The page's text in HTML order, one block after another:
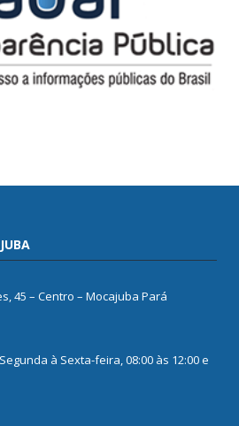
45 – Centro – Mocajuba Pará
à Sexta-feira, 08:00 às 12:00 e